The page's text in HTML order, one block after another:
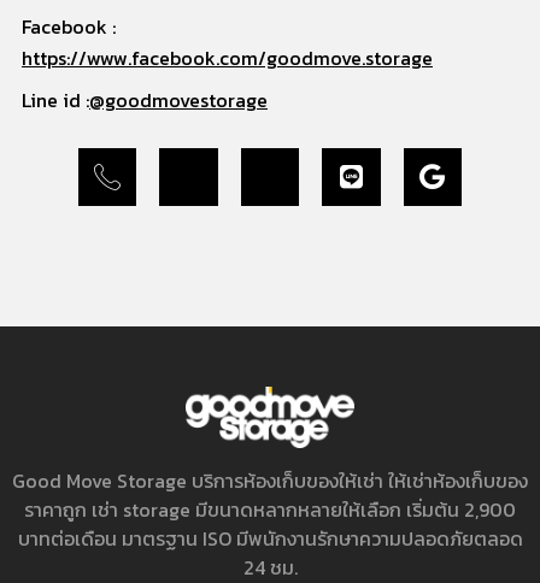
Facebook :
https://www.facebook.com/goodmove.storage
Line id :@goodmovestorage
Good Move Storage บริการห้องเก็บของให้เช่า ให้เช่าห้องเก็บของ
ราคาถูก เช่า storage มีขนาดหลากหลายให้เลือก เริ่มต้น 2,900
บาทต่อเดือน มาตรฐาน ISO มีพนักงานรักษาความปลอดภัยตลอด
24 ชม.